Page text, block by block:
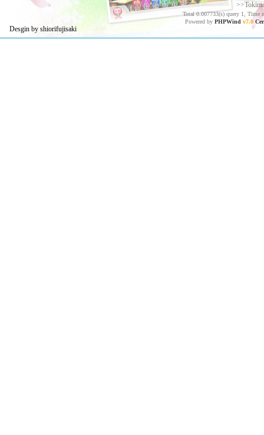
Total 0.007733(s) query 1, Time
Powered by PHPWind v7.0
Desgin by shiorifujisaki